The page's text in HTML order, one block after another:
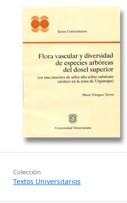
Colección
Textos Universitarios